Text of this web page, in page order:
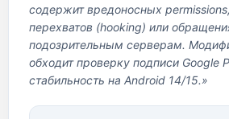
содержит вредоносных
перехватов (hooking) или
подозрительным серверам.
обходит проверку подписи Google
стабильность на Android 14/15.»